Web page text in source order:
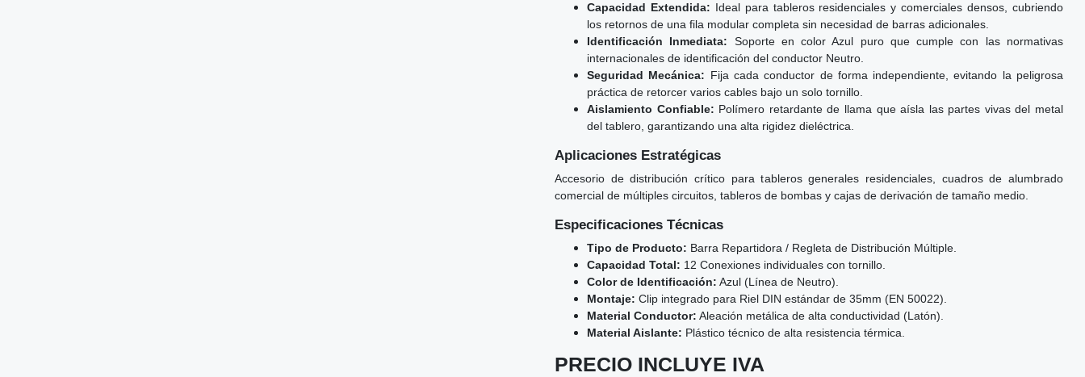
Capacidad Extendida: Ideal para tableros residenciales y comerciales densos, cubriendo
los retornos de una fila modular completa sin necesidad de barras adicionales.
Identificación Inmediata: Soporte en color Azul puro que cumple con las normativas
internacionales de identificación del conductor Neutro.
Seguridad Mecánica: Fija cada conductor de forma independiente, evitando la peligrosa
práctica de retorcer varios cables bajo un solo tornillo.
Aislamiento Confiable: Polímero retardante de llama que aísla las partes vivas del metal
del tablero, garantizando una alta rigidez dieléctrica.
Aplicaciones Estratégicas
Accesorio de distribución crítico para tableros generales residenciales, cuadros de alumbrado
comercial de múltiples circuitos, tableros de bombas y cajas de derivación de tamaño medio.
Especificaciones Técnicas
Tipo de Producto: Barra Repartidora / Regleta de Distribución Múltiple.
Capacidad Total: 12 Conexiones individuales con tornillo.
Color de Identificación: Azul (Línea de Neutro).
Montaje: Clip integrado para Riel DIN estándar de 35mm (EN 50022).
Material Conductor: Aleación metálica de alta conductividad (Latón).
Material Aislante: Plástico técnico de alta resistencia térmica.
PRECIO INCLUYE IVA